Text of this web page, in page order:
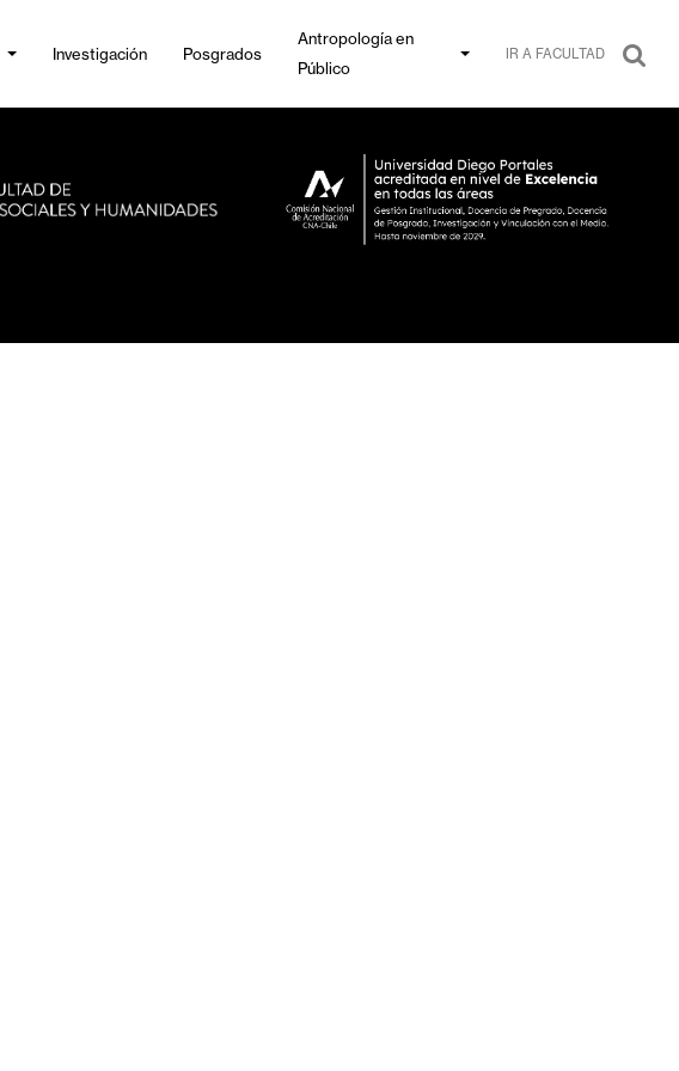
Investigación Posgrados
Antropología en
Público
IR A FACULTAD